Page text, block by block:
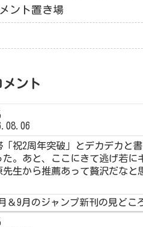
ント置き場
ント
「祝2周年突破」とデカデカと
た。あと、ここにきて逃げ若に
先生から推薦あって贅沢だなと
＆9月のジャンプ新刊の見どこ